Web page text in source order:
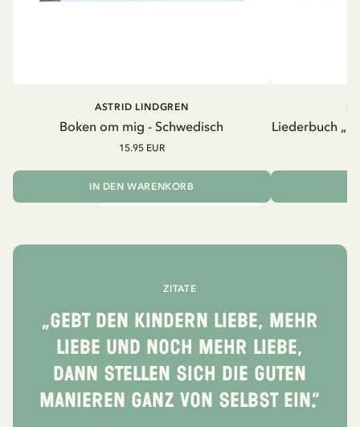
Boken om mig - Schwedisch
ASTRID LINDGREN
15.95 EUR
IN DEN WARENKORB
Liederbuch
ZITATE
„Gebt den Kindern Liebe, mehr
Liebe und noch mehr Liebe,
dann stellen sich die guten
Manieren ganz von selbst ein.“